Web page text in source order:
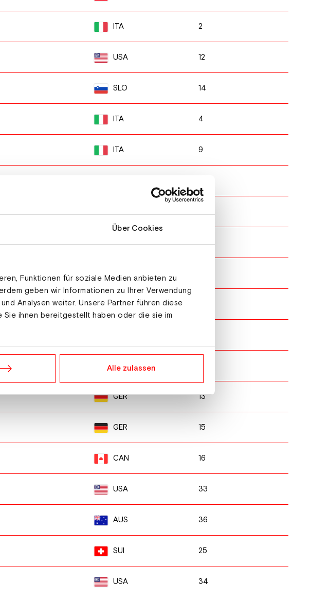
Über Cookies
Funktionen für soziale Medien anbieten zu
geben wir Informationen zu Ihrer Verwendung
Analysen weiter. Unsere Partner führen diese
Sie ihnen bereitgestellt haben oder die sie im
Alle zulassen
ITA 2
USA 12
SLO 14
ITA 4
ITA 9
CAN 3
CAN
GER
AUT
GER 13
GER 15
CAN 16
USA 33
AUS 36
SUI 25
USA 34